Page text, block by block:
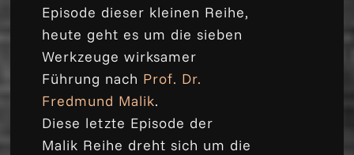
Episode dieser kleinen Reihe,
heute geht es um die sieben
Werkzeuge wirksamer
Führung nach Prof. Dr.
Fredmund Malik.
Diese letzte Episode der
Malik Reihe dreht sich um die